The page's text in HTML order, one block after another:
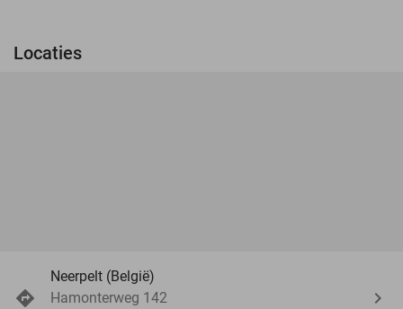
Locaties
Neerpelt (België)
Hamonterweg 142